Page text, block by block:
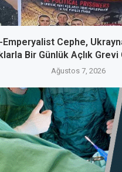
Cephe,
Bir Günlük Açlık
Ağustos 7, 2026